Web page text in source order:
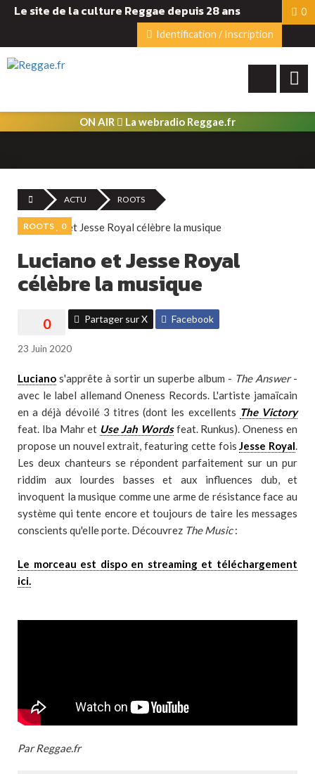
Le site de la culture Reggae depuis 28 ans
0
Identification / Inscription
ON AIR La webradio Reggae.fr
ACTU ROOTS
ROOTS 0
Luciano et Jesse Royal
célèbre la musique
Partager sur X Facebook
23 Juin 2020
Luciano s'apprête à sortir un superbe album - The Answer-
avec le label allemand Oneness Records. L'artiste jamaïcain
en a déjà dévoilé 3 titres (dont les excellents The Victory
feat. Iba Mahr et Use Jah Wordsfeat. Runkus). Oneness en
propose un nouvel extrait, featuring cette foisJesse Royal.
Les deux chanteurs se répondent parfaitement sur un pur
riddim aux lourdes basses et aux influences dub, et
invoquent la musique comme une arme de résistance face au
système qui tente encore et toujours de taire les messages
conscients qu'elle porte. Découvrez The Music:
Le morceau est dispo en streaming et téléchargement
ici.
Par Reggae.fr